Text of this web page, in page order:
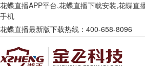
花蝶直播APP平台,花蝶直播下载安装,花蝶直
手机
花蝶直播最新版下载热线：400-658-8096